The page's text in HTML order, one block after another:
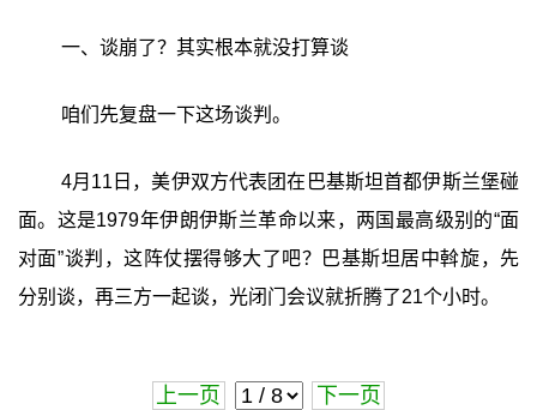
一、谈崩了？其实根本就没打算谈
咱们先复盘一下这场谈判。
4月11日，美伊双方代表团在巴基斯坦首都伊斯兰堡碰
面。这是1979年伊朗伊斯兰革命以来，两国最高级别的“面
对面”谈判，这阵仗摆得够大了吧？巴基斯坦居中斡旋，先
分别谈，再三方一起谈，光闭门会议就折腾了21个小时。
上一页 下一页